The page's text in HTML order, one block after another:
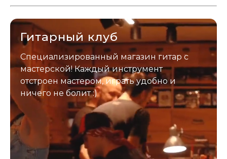
застрахован. Случись что -
Гитарный клуб
Специализированный магазин гитар с
мастерской! Каждый инструмент
отстроен мастером, играть удобно и
ничего не болит :)